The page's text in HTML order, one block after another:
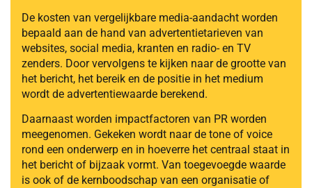
De kosten van vergelijkbare media-aandacht worden
bepaald aan de hand van advertentietarieven van
websites, social media, kranten en radio- en TV
zenders. Door vervolgens te kijken naar de grootte van
het bericht, het bereik en de positie in het medium
wordt de advertentiewaarde berekend.
Daarnaast worden impactfactoren van PR worden
meegenomen. Gekeken wordt naar de tone of voice
rond een onderwerp en in hoeverre het centraal staat in
het bericht of bijzaak vormt. Van toegevoegde waarde
is ook of de kernboodschap van een organisatie of